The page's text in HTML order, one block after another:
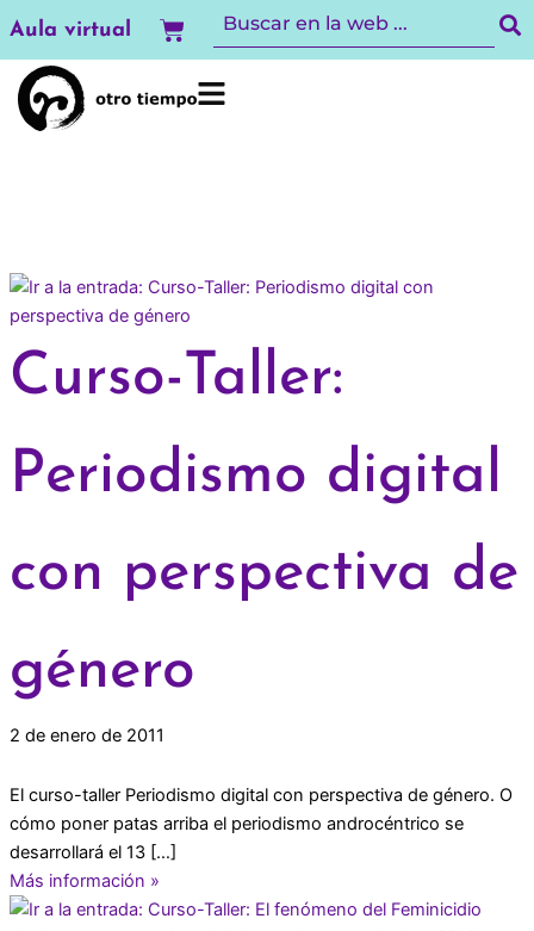
al
contenido
Aula virtual Carrito
Curso-Taller:
Periodismo digital
con perspectiva de
género
2 de enero de 2011
El curso-taller Periodismo digital con perspectiva de género. O
cómo poner patas arriba el periodismo androcéntrico se
desarrollará el 13 […]
Más información »